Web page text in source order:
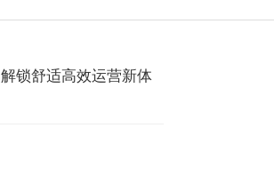
锁舒适高效运营新体